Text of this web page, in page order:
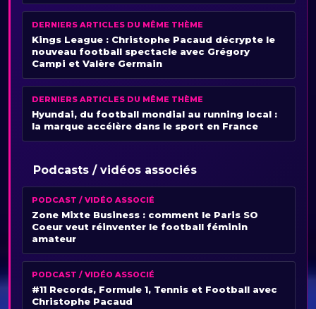
DERNIERS ARTICLES DU MÊME THÈME
Kings League : Christophe Pacaud décrypte le
nouveau football spectacle avec Grégory
Campi et Valère Germain
DERNIERS ARTICLES DU MÊME THÈME
Hyundai, du football mondial au running local :
la marque accélère dans le sport en France
Podcasts / vidéos associés
PODCAST / VIDÉO ASSOCIÉ
Zone Mixte Business : comment le Paris SO
Coeur veut réinventer le football féminin
amateur
PODCAST / VIDÉO ASSOCIÉ
#11 Records, Formule 1, Tennis et Football avec
Christophe Pacaud